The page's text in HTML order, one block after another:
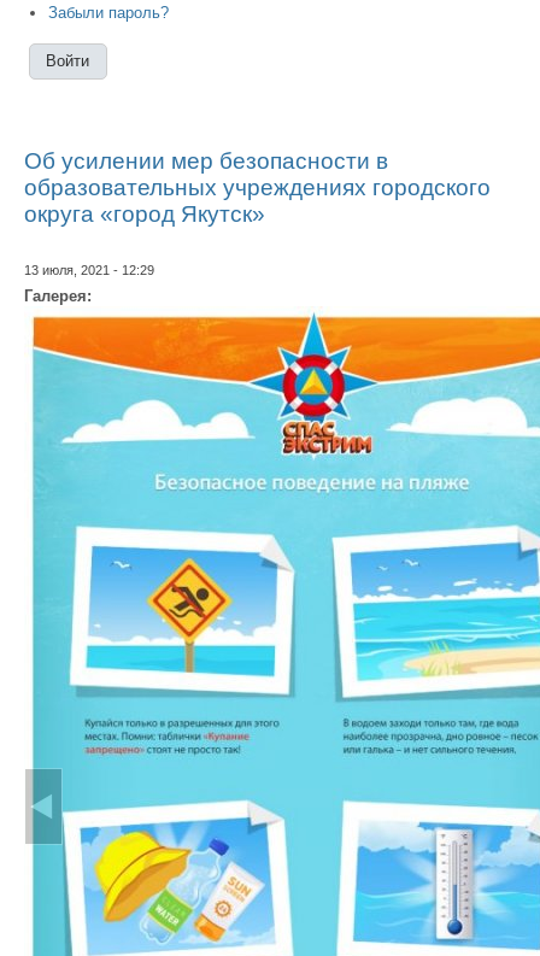
Забыли пароль?
Об усилении мер безопасности в
образовательных учреждениях городского
округа «город Якутск»
13 июля, 2021 - 12:29
Галерея: